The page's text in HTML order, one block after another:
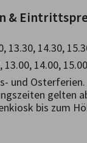
&
13.30, 14.30,
14.00,
und
gelten
bis zum